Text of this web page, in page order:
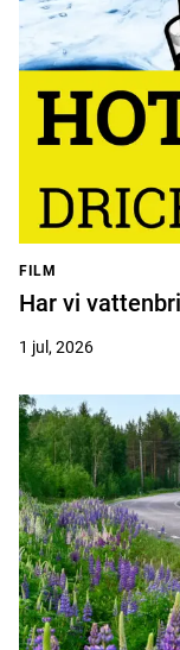
FILM
Har vi
1 jul, 2026